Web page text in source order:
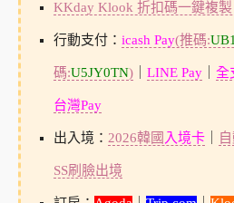
KKday Klook 折扣碼一鍵複
行動支付： icash Pay(推碼:
碼:U5JY0TN)｜ LINE Pay｜ 全
台灣Pay
出入境： 2026韓國 入境卡｜
SS刷臉出境